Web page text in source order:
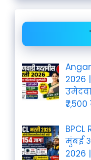
2026
मुंबई
2026